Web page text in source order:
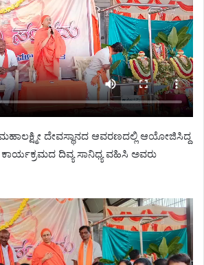
ದೇವಸ್ಥಾನದ ಆವರಣದಲ್ಲಿ ಆಯೋಜಿಸಿದ್ದ
ದಿವ್ಯ ಸಾನಿಧ್ಯ ವಹಿಸಿ ಅವರು